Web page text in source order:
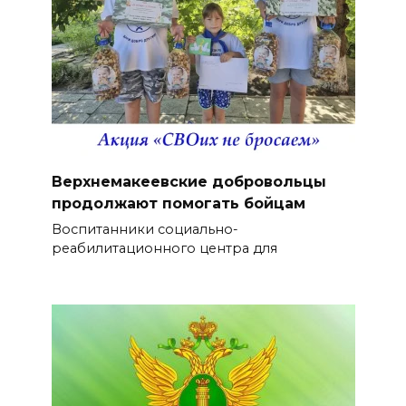
Верхнемакеевские добровольцы
продолжают помогать бойцам
Воспитанники социально-
реабилитационного центра для